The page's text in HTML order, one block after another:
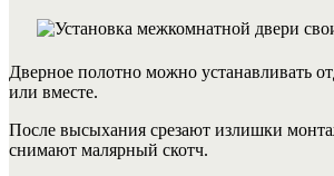
Дверное полотно можно устанавливать
или вместе.
После высыхания срезают излишки
снимают малярный скотч.